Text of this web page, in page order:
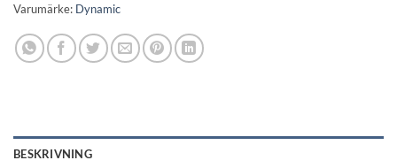
Varumärke: Dynamic
BESKRIVNING